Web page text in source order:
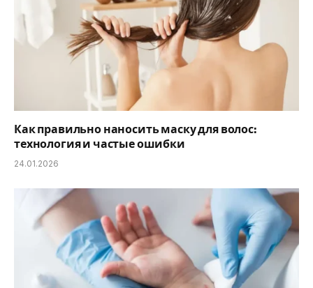
Как правильно наносить маску для волос:
технология и частые ошибки
24.01.2026